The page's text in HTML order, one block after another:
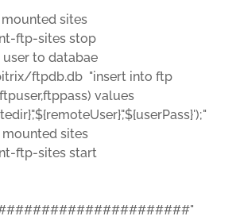
sites
ftp-sites stop
to databae
ftpdb.db "insert into ftp
values
sites
ftp-sites start